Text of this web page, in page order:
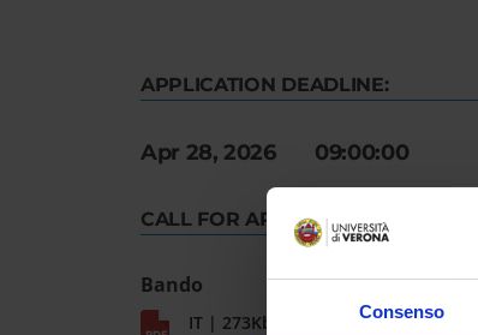
Consenso
APPLICATION DEADLINE:
Apr 28, 2026 09:00:00
CALL FOR APPLICATION
Bando
IT | 273Kb